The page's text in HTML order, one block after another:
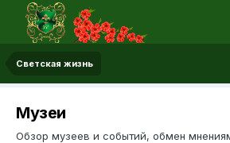
Светская жизнь
Музеи
Обзор музеев и событий, обмен